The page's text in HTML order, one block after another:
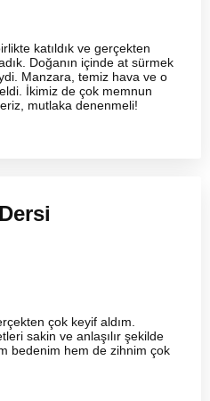
katıldık ve gerçekten
Doğanın içinde at sürmek
Manzara, temiz hava ve o
İkimiz de çok memnun
mutlaka denenmeli!
çok keyif aldım.
sakin ve anlaşılır şekilde
bedenim hem de zihnim çok